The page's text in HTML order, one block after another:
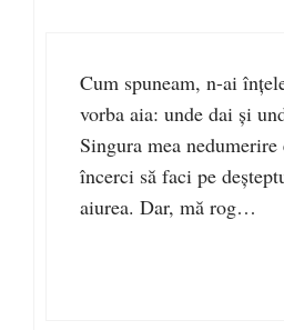
Cum spuneam, n-ai
vorba aia: unde dai şi
Singura mea nedumerire
încerci să faci pe
aiurea. Dar, mă rog…